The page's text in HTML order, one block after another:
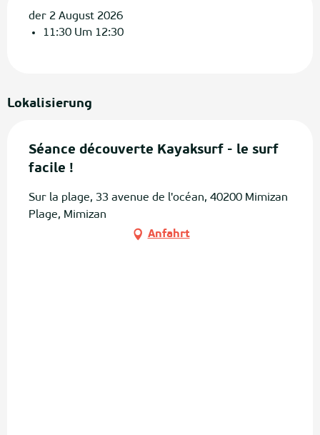
der 2 August 2026
11:30 Um 12:30
Lokalisierung
Séance découverte Kayaksurf - le surf
facile !
Sur la plage, 33 avenue de l'océan, 40200 Mimizan
Plage, Mimizan
Anfahrt